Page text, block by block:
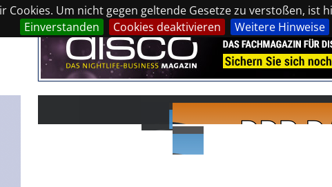
Um nicht gegen geltende Gesetze zu verstoßen,
Einverstanden
Cookies deaktivieren Weitere Hinweise